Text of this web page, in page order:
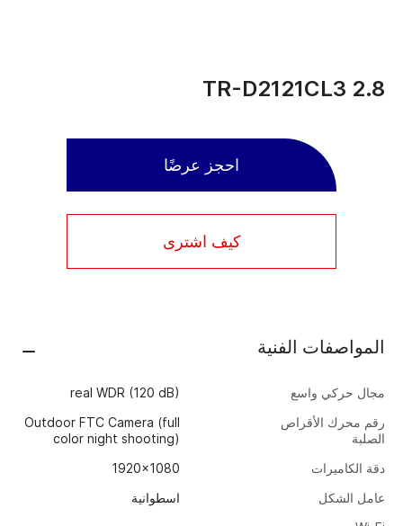
TR-D2121CL3 2.8
احجز عرضًا
كيف اشترى
المواصفات الفنية
مجال حركي واسع
real WDR (120 dB)
رقم محرك الأقراص
الصلبة
Outdoor FTC Camera (full
color night shooting)
دقة الكاميرات
1920x1080
عامل الشكل
اسطوانية